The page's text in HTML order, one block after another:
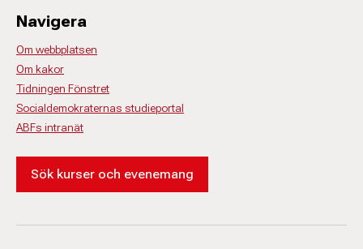
Navigera
Om webbplatsen
Om kakor
Tidningen Fönstret
Socialdemokraternas studieportal
ABFs intranät
Sök kurser och evenemang